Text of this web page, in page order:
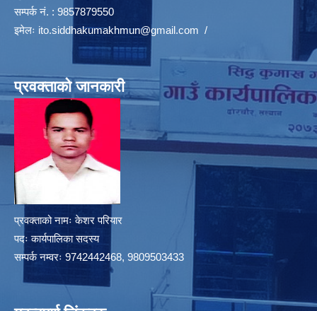
सम्पर्क नं. : 9857879550
इमेलः ito.siddhakumakhmun@gmail.com /
प्रवक्ताको जानकारी
प्रवक्ताको नामः केशर परियार
पदः कार्यपालिका सदस्य
सम्पर्क नम्वरः 9742442468, 9809503433